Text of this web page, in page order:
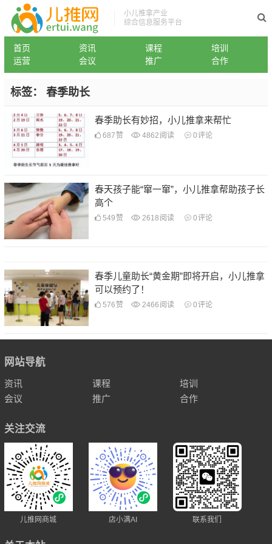
小儿推拿产业
综合信息服务平台
首页 资讯 课程
培训
运营
会议 推广 合作
标签： 春季助长
春季助长有妙招，小儿推拿来帮忙
687 赞 4862 阅读 0评论
春天孩子能“窜一窜”，小儿推拿帮助孩子长
高个
549 赞 2618 阅读 0评论
春季儿童助长“黄金期”即将开启，小儿推拿
可以预约了！
576 赞 2466 阅读 0评论
网站导航
资讯 课程
培训
会议
推广 合作
关注交流
儿推网商城 店小满AI 联系我们